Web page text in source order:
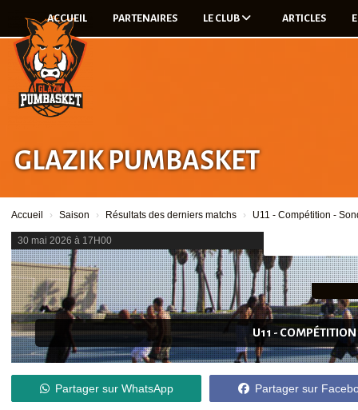
ACCUEIL PARTENAIRES LE CLUB ARTICLES
GLAZIK PUMBASKET
Accueil Saison Résultats des derniers matchs U11 - Compétition -
30 mai 2026 à 17H00
U11 - COMPÉTITION
Partager sur WhatsApp Partager sur